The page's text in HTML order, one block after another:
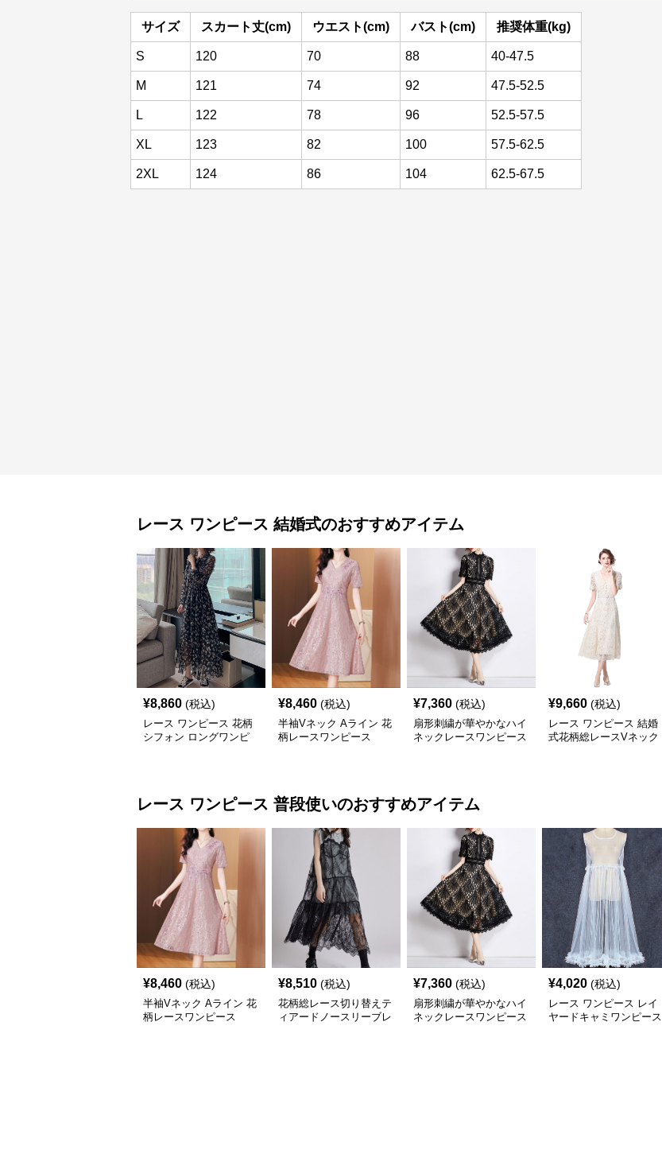
サイズ スカート丈(cm) ウエスト(cm) バスト(cm) 推奨体重(kg)
S 120 70 88 40-47.5
M 121 74 92 47.5-52.5
L 122 78 96 52.5-57.5
XL 123 82 100 57.5-62.5
2XL 124 86 104 62.5-67.5
レース ワンピース 結婚式のおすすめアイテム
¥8,860 (税込)
レース ワンピース 花柄
シフォン ロングワンピ
¥8,460 (税込)
半袖Vネック Aライン 花
柄レースワンピース
¥7,360 (税込)
扇形刺繍が華やかなハイ
ネックレースワンピース
¥9,660 (税込)
レース ワンピース 結婚
式花柄総レースVネック
レース ワンピース 普段使いのおすすめアイテム
¥8,460 (税込)
半袖Vネック Aライン 花
柄レースワンピース
¥8,510 (税込)
花柄総レース切り替えテ
ィアードノースリーブレ
¥7,360 (税込)
扇形刺繍が華やかなハイ
ネックレースワンピース
¥4,020 (税込)
レース ワンピース レイ
ヤードキャミワンピース